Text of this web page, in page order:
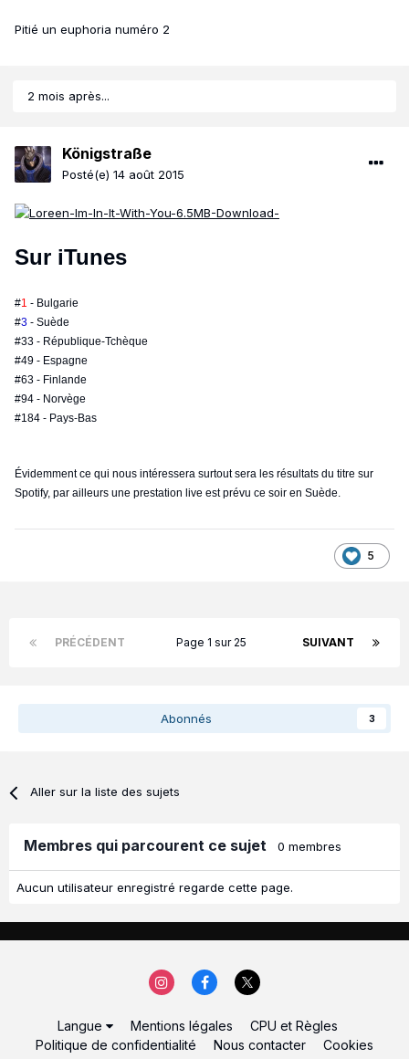
Pitié un euphoria numéro 2
2 mois après...
Königstraße
Posté(e) 14 août 2015
Sur iTunes
#1 - Bulgarie
#3 - Suède
#33 - République-Tchèque
#49 - Espagne
#63 - Finlande
#94 - Norvège
#184 - Pays-Bas
Évidemment ce qui nous intéressera surtout sera les résultats du titre sur
Spotify, par ailleurs une prestation live est prévu ce soir en Suède.
5
PRÉCÉDENT SUIVANT
Page 1 sur 25
Abonnés 3
Aller sur la liste des sujets
Membres qui parcourent ce sujet 0 membres
Aucun utilisateur enregistré regarde cette page.
Langue Mentions légales
CPU et Règles
Politique de confidentialité
Nous contacter Cookies